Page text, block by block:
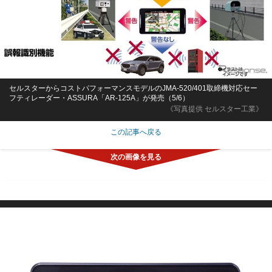
《写真提供 セルスター工業》
セルスターからコストパフォーマンスモデルのJMA-520/401取締機対応セー
フティレーダー・ASSURA「AR-125A」が発売（5/6）
この記事へ戻る